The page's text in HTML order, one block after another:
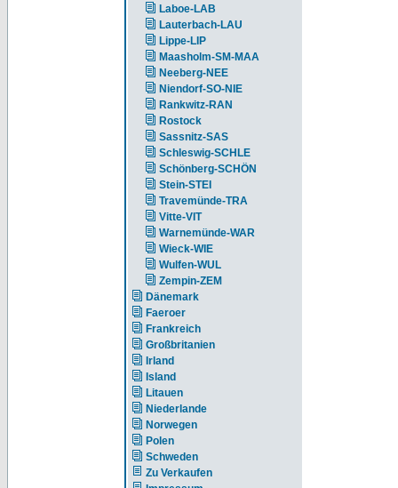
Laboe-LAB
Lauterbach-LAU
Lippe-LIP
Maasholm-SM-MAA
Neeberg-NEE
Niendorf-SO-NIE
Rankwitz-RAN
Rostock
Sassnitz-SAS
Schleswig-SCHLE
Schönberg-SCHÖN
Stein-STEI
Travemünde-TRA
Vitte-VIT
Warnemünde-WAR
Wieck-WIE
Wulfen-WUL
Zempin-ZEM
Dänemark
Faeroer
Frankreich
Großbritanien
Irland
Island
Litauen
Niederlande
Norwegen
Polen
Schweden
Zu Verkaufen